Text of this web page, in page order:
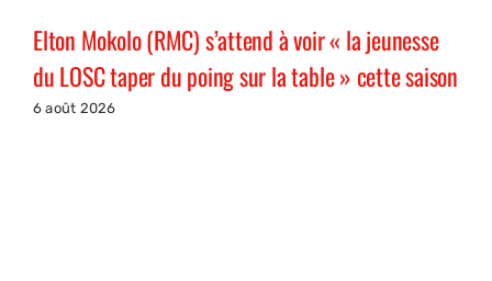
Elton Mokolo (RMC) s’attend à voir « la jeunesse
du LOSC taper du poing sur la table » cette saison
6 août 2026